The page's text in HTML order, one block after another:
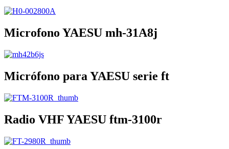
Microfono YAESU mh-31A8j
Micrófono para YAESU serie ft
Radio VHF YAESU ftm-3100r